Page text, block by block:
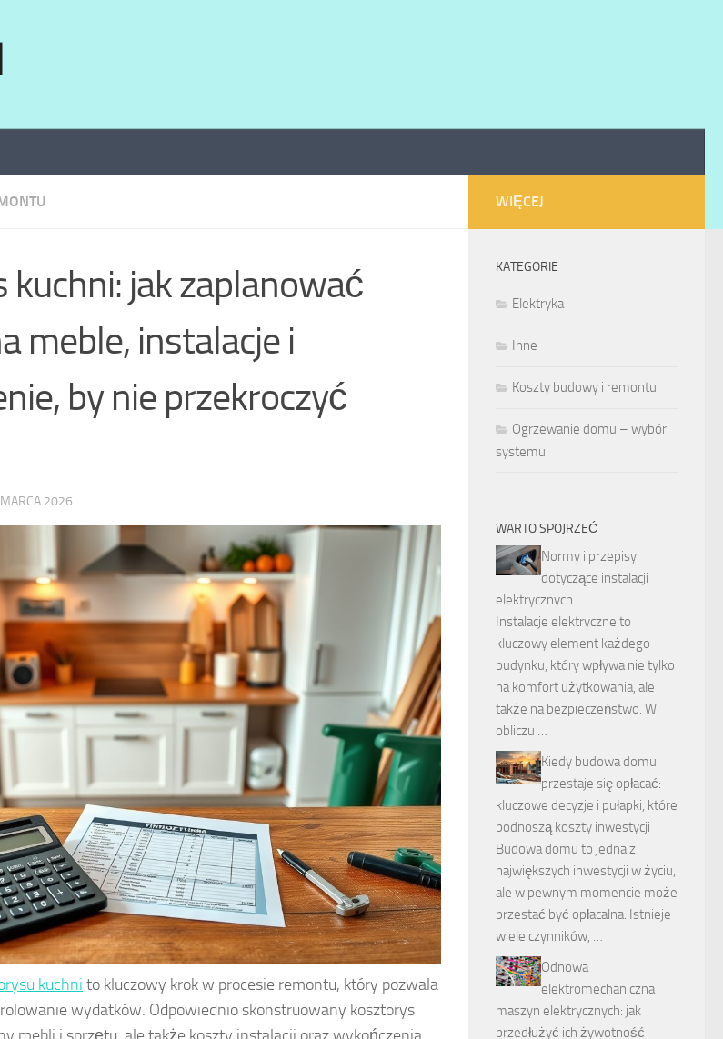
kuchni: jak zaplanować
meble, instalacje i
by nie przekroczyć
2026
kuchni to kluczowy krok w procesie remontu, który pozwala
wydatków. Odpowiednio skonstruowany kosztorys
WIĘCEJ
KATEGORIE
Elektryka
Inne
Koszty budowy i remontu
Ogrzewanie domu – wybór
systemu
WARTO SPOJRZEĆ
Normy i przepisy
dotyczące instalacji
elektrycznych
Instalacje elektryczne to
kluczowy element każdego
budynku, który wpływa nie tylko
na komfort użytkowania, ale
także na bezpieczeństwo. W
obliczu …
Kiedy budowa domu
przestaje się opłacać:
kluczowe decyzje i pułapki, które
podnoszą koszty inwestycji
Budowa domu to jedna z
największych inwestycji w życiu,
ale w pewnym momencie może
przestać być opłacalna. Istnieje
wiele czynników, …
Odnowa
elektromechaniczna
maszyn elektrycznych: jak
przedłużyć ich żywotność